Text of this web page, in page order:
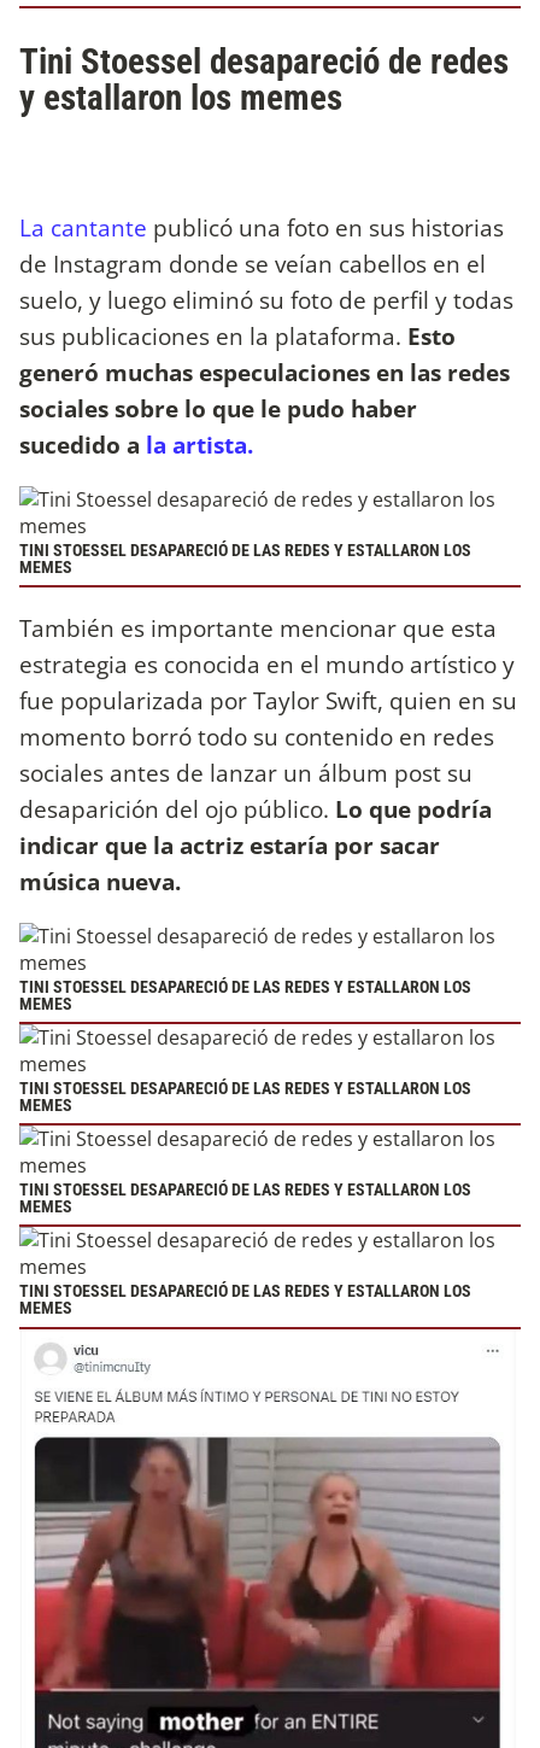
Tini Stoessel desapareció de redes
y estallaron los memes
La cantante publicó una foto en sus historias
de Instagram donde se veían cabellos en el
suelo, y luego eliminó su foto de perfil y todas
sus publicaciones en la plataforma. Esto
generó muchas especulaciones en las redes
sociales sobre lo que le pudo haber
sucedido a la artista.
TINI STOESSEL DESAPARECIÓ DE LAS REDES Y ESTALLARON LOS
MEMES
También es importante mencionar que esta
estrategia es conocida en el mundo artístico y
fue popularizada por Taylor Swift, quien en su
momento borró todo su contenido en redes
sociales antes de lanzar un álbum post su
desaparición del ojo público. Lo que podría
indicar que la actriz estaría por sacar
música nueva.
TINI STOESSEL DESAPARECIÓ DE LAS REDES Y ESTALLARON LOS
MEMES
TINI STOESSEL DESAPARECIÓ DE LAS REDES Y ESTALLARON LOS
MEMES
TINI STOESSEL DESAPARECIÓ DE LAS REDES Y ESTALLARON LOS
MEMES
TINI STOESSEL DESAPARECIÓ DE LAS REDES Y ESTALLARON LOS
MEMES